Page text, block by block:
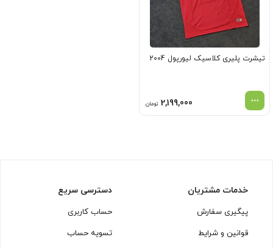
تیشرت پلیری کلاسیک لیورپول 2004
2,199,000 تومان
خدمات مشتریان
پیگیری سفارش
قوانین و شرایط
دسترسی سریع
حساب کاربری
تسویه حساب